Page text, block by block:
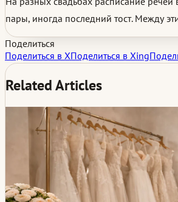
пары, иногда последний тост. Между
Поделиться
Поделиться в XПоделиться в Xing
Related Articles